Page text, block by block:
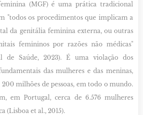
(MGF) é uma prática tradicional
"todos os procedimentos que implicam a
da genitália feminina externa, ou outras
femininos por razões não médicas"
de Saúde, 2023). É uma violação dos
das mulheres e das meninas,
milhões de pessoas, em todo o mundo.
em Portugal, cerca de 6.576 mulheres
(Lisboa et al., 2015).